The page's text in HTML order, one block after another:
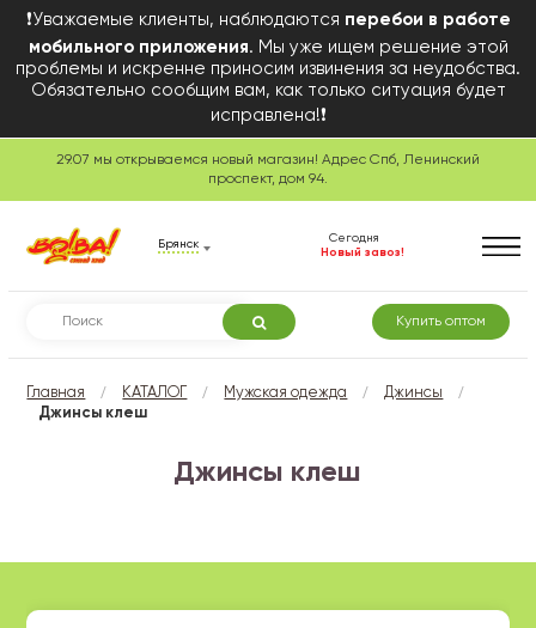
❗Уважаемые клиенты, наблюдаются перебои в работе
мобильного приложения. Мы уже ищем решение этой
проблемы и искренне приносим извинения за неудобства.
Обязательно сообщим вам, как только ситуация будет
исправлена!❗
29.07 мы открываемся новый магазин! Адрес Спб, Ленинский
проспект, дом 94.
Брянск
Сегодня
Новый завоз!
Купить оптом
Главная / КАТАЛОГ / Мужская одежда / Джинсы /
Джинсы клеш
Джинсы клеш